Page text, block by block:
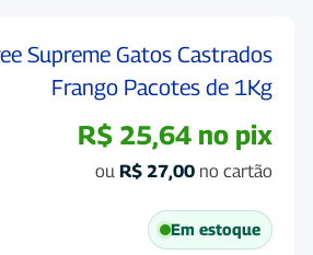
Supreme Gatos Castrados
Frango Pacotes de 1Kg
R$ 25,64 no pix
ou R$ 27,00 no cartão
Em estoque